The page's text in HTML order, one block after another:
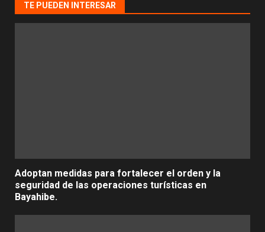
TE PUEDEN INTERESAR
Adoptan medidas para fortalecer el orden y la
seguridad de las operaciones turísticas en
Bayahibe.